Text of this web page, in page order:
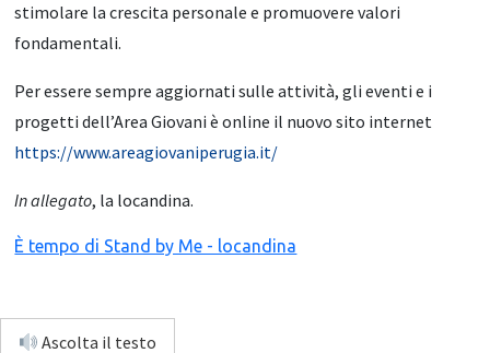
stimolare la crescita personale e promuovere valori
fondamentali.
Per essere sempre aggiornati sulle attività, gli eventi e i
progetti dell’Area Giovani è online il nuovo sito internet
https://www.areagiovaniperugia.it/
In allegato, la locandina.
È tempo di Stand by Me - locandina
Ascolta il testo